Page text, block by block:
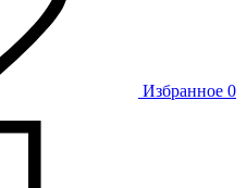
Избранное 0